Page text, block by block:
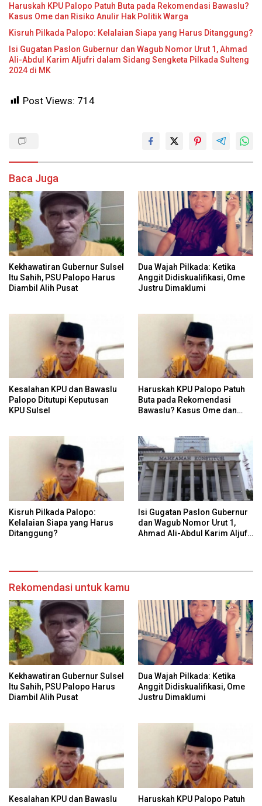
Haruskah KPU Palopo Patuh Buta pada Rekomendasi Bawaslu?
Kasus Ome dan Risiko Anulir Hak Politik Warga
Kisruh Pilkada Palopo: Kelalaian Siapa yang Harus Ditanggung?
Isi Gugatan Paslon Gubernur dan Wagub Nomor Urut 1, Ahmad
Ali-Abdul Karim Aljufri dalam Sidang Sengketa Pilkada Sulteng
2024 di MK
Post Views: 714
Baca Juga
Kekhawatiran Gubernur Sulsel
Itu Sahih, PSU Palopo Harus
Diambil Alih Pusat
Dua Wajah Pilkada: Ketika
Anggit Didiskualifikasi, Ome
Justru Dimaklumi
Kesalahan KPU dan Bawaslu
Palopo Ditutupi Keputusan
KPU Sulsel
Haruskah KPU Palopo Patuh
Buta pada Rekomendasi
Bawaslu? Kasus Ome dan
Kisruh Pilkada Palopo:
Kelalaian Siapa yang Harus
Ditanggung?
Isi Gugatan Paslon Gubernur
dan Wagub Nomor Urut 1,
Ahmad Ali-Abdul Karim Aljufri
Rekomendasi untuk kamu
Kekhawatiran Gubernur Sulsel
Itu Sahih, PSU Palopo Harus
Diambil Alih Pusat
Dua Wajah Pilkada: Ketika
Anggit Didiskualifikasi, Ome
Justru Dimaklumi
Kesalahan KPU dan Bawaslu
Haruskah KPU Palopo Patuh